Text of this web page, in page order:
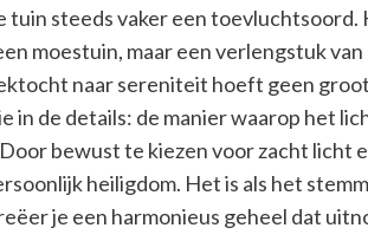
tuin steeds vaker een toevluchtsoord.
moestuin, maar een verlengstuk
naar sereniteit hoeft geen
in de details: de manier waarop het
bewust te kiezen voor zacht
heiligdom. Het is als het
je een harmonieus geheel dat